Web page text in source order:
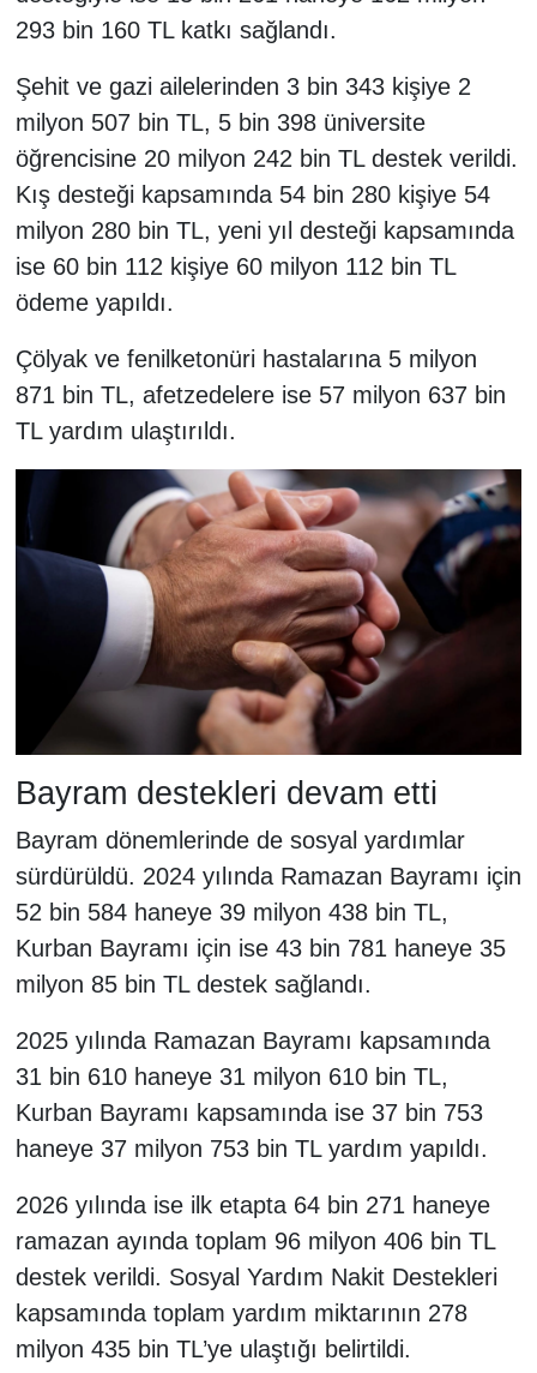
293 bin 160 TL katkı sağlandı.
Şehit ve gazi ailelerinden 3 bin 343 kişiye 2
milyon 507 bin TL, 5 bin 398 üniversite
öğrencisine 20 milyon 242 bin TL destek verildi.
Kış desteği kapsamında 54 bin 280 kişiye 54
milyon 280 bin TL, yeni yıl desteği kapsamında
ise 60 bin 112 kişiye 60 milyon 112 bin TL
ödeme yapıldı.
Çölyak ve fenilketonüri hastalarına 5 milyon
871 bin TL, afetzedelere ise 57 milyon 637 bin
TL yardım ulaştırıldı.
Bayram destekleri devam etti
Bayram dönemlerinde de sosyal yardımlar
sürdürüldü. 2024 yılında Ramazan Bayramı için
52 bin 584 haneye 39 milyon 438 bin TL,
Kurban Bayramı için ise 43 bin 781 haneye 35
milyon 85 bin TL destek sağlandı.
2025 yılında Ramazan Bayramı kapsamında
31 bin 610 haneye 31 milyon 610 bin TL,
Kurban Bayramı kapsamında ise 37 bin 753
haneye 37 milyon 753 bin TL yardım yapıldı.
2026 yılında ise ilk etapta 64 bin 271 haneye
ramazan ayında toplam 96 milyon 406 bin TL
destek verildi. Sosyal Yardım Nakit Destekleri
kapsamında toplam yardım miktarının 278
milyon 435 bin TL’ye ulaştığı belirtildi.